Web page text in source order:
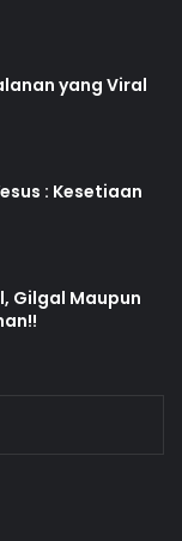
yang Viral
: Kesetiaan
Gilgal Maupun